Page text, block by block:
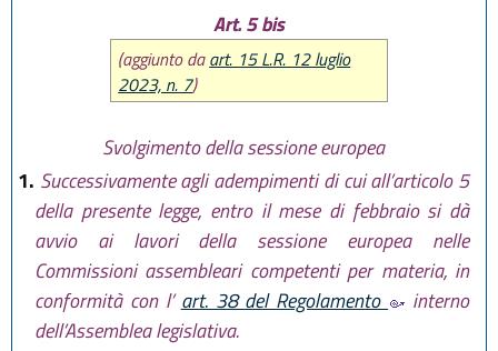
Art. 5 bis
(aggiunto daart. 15 L.R. 12 luglio
2023, n. 7)
Svolgimento della sessione europea
1. Successivamente agli adempimenti di cui all’articolo 5
della presente legge, entro il mese di febbraio si dà
avvio ai lavori della sessione europea nelle
Commissioni assembleari competenti per materia, in
conformità con l’art. 38 del Regolamento
interno
dell’Assemblea legislativa.